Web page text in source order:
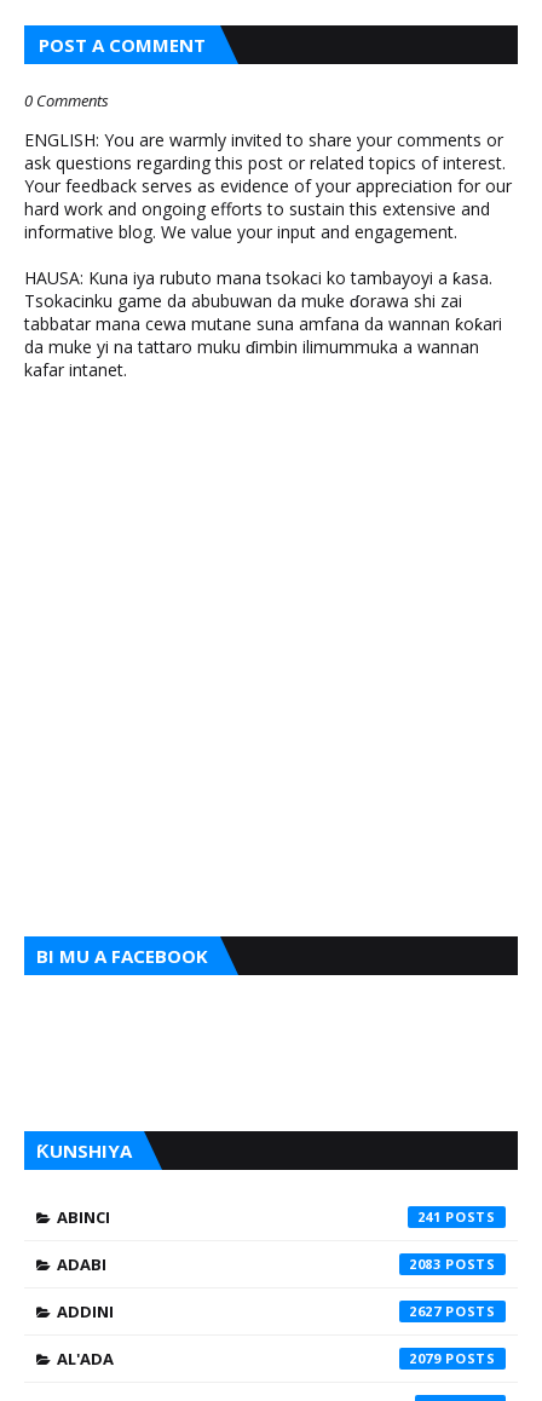
POST A COMMENT
0 Comments
ENGLISH: You are warmly invited to share your comments or
ask questions regarding this post or related topics of interest.
Your feedback serves as evidence of your appreciation for our
hard work and ongoing efforts to sustain this extensive and
informative blog. We value your input and engagement.
HAUSA: Kuna iya rubuto mana tsokaci ko tambayoyi a ƙasa.
Tsokacinku game da abubuwan da muke ɗorawa shi zai
tabbatar mana cewa mutane suna amfana da wannan ƙoƙari
da muke yi na tattaro muku ɗimbin ilimummuka a wannan
kafar intanet.
BI MU A FACEBOOK
ƘUNSHIYA
ABINCI 241
ADABI 2083
ADDINI 2627
AL'ADA 2079